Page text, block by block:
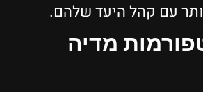
עם קהל היעד שלהם.
מדיה